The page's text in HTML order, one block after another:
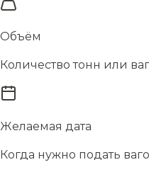
Объём
Количество тонн или
Желаемая дата
Когда нужно подать